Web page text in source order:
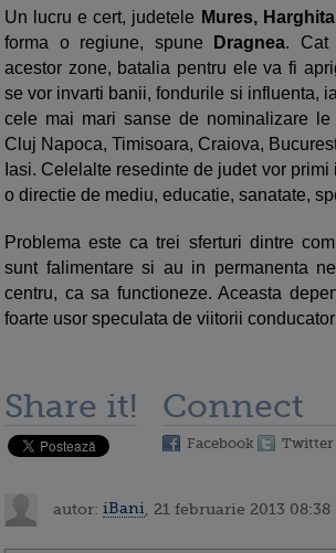
Un lucru e cert, judetele Mures,
forma o regiune, spune
Dragnea. Cat
acestor zone, batalia pentru ele va fi
se vor invarti banii, fondurile si influenta,
cele mai mari sanse de nominalizare le
Cluj Napoca, Timisoara, Craiova,
Iasi. Celelalte resedinte de judet vor
o directie de mediu, educatie, sanatate,
Problema este ca trei sferturi dintre
sunt falimentare si au in permanenta
centru, ca sa functioneze. Aceasta
foarte usor speculata de viitorii
Share it! Connect
Facebook Twitter
autor: iBani , 21 februarie 2013 08:38